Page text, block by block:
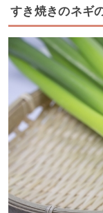
すき焼きのネギ